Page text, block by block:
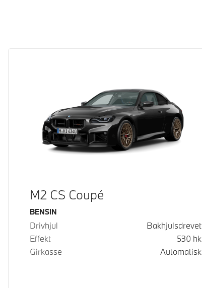
M2 CS Coupé
Drivstoff
BENSIN
Drivhjul
Bakhjulsdrevet
Effekt
530 hk
Girkasse
Automatisk